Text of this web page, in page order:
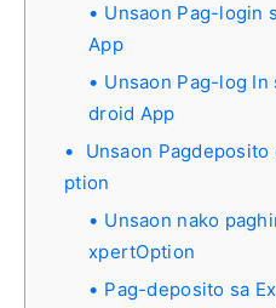
Unsaon Pag-login
App
Unsaon Pag-log In
droid App
Unsaon
ption
Unsaon nako
xpertOption
Pag-deposito sa